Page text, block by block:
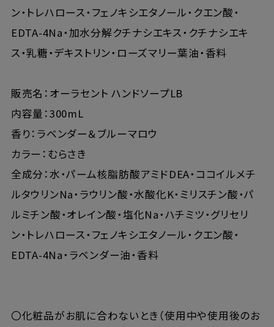
ン・トレハロース・フェノキシエタノール・クエン酸・
EDTA-4Na・加水分解クチナシエキス・クチナシエキ
ス・乳糖・デキストリン・ローズマリー葉油・香料
販売名：オーラセント ハンドソープLB
内容量：300mL
香り：ラベンダー＆ブルーマロウ
カラー：むらさき
全成分：水・パーム核脂肪酸アミドDEA・ココイルメチ
ルタウリンNa・ラウリン酸・水酸化K・ミリスチン酸・パ
ルミチン酸・オレイン酸・塩化Na・ハチミツ・グリセリ
ン・トレハロース・フェノキシエタノール・クエン酸・
EDTA-4Na・ラベンダー油・香料
〇化粧品がお肌に合わないとき（使用中や使用後のお